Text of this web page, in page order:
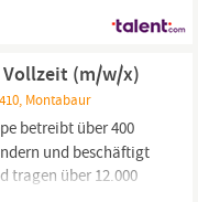
58 XXXLutz
betreibt.
ist die XXXLutz-
(m/w/x)
Montabaur
betreibt über 400
und beschäftigt
tragen über 12.000